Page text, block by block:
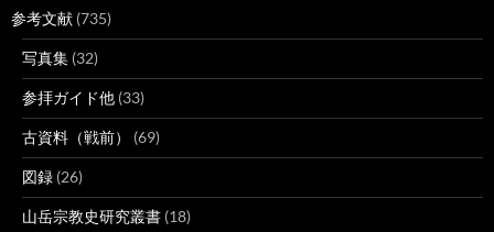
参考文献 (735)
写真集 (32)
参拝ガイド他 (33)
古資料（戦前） (69)
図録 (26)
山岳宗教史研究叢書 (18)